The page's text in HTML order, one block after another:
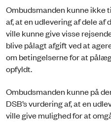
Ombudsmanden kunne ikke
af, at en udlevering af dele
ville kunne give visse
blive pålagt afgift ved at
om betingelserne for at
opfyldt.
Ombudsmanden kunne på
DSB’s vurdering af, at en
ville give mulighed for at